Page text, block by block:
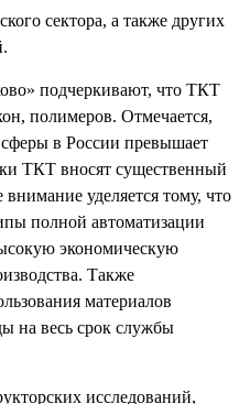
сектора, а также других
подчеркивают, что ТКТ
полимеров. Отмечается,
в России превышает
ТКТ вносят существенный
уделяется тому, что
полной автоматизации
экономическую
Также
материалов
на весь срок службы
исследований,